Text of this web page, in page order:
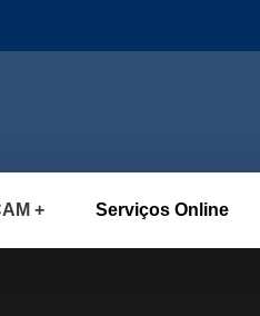
Serviços Online